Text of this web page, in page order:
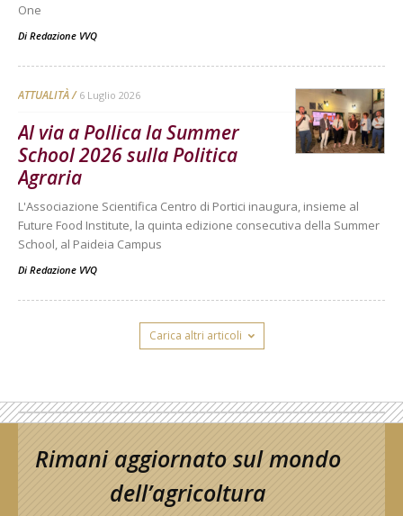
One
Di Redazione VVQ
ATTUALITÀ 6 Luglio 2026
Al via a Pollica la Summer
School 2026 sulla Politica
Agraria
L'Associazione Scientifica Centro di Portici inaugura, insieme al
Future Food Institute, la quinta edizione consecutiva della Summer
School, al Paideia Campus
Di Redazione VVQ
Carica altri articoli
Rimani aggiornato sul mondo
dell’agricoltura